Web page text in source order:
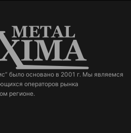
было основано в 2001 г. Мы являемся
операторов рынка
регионе.